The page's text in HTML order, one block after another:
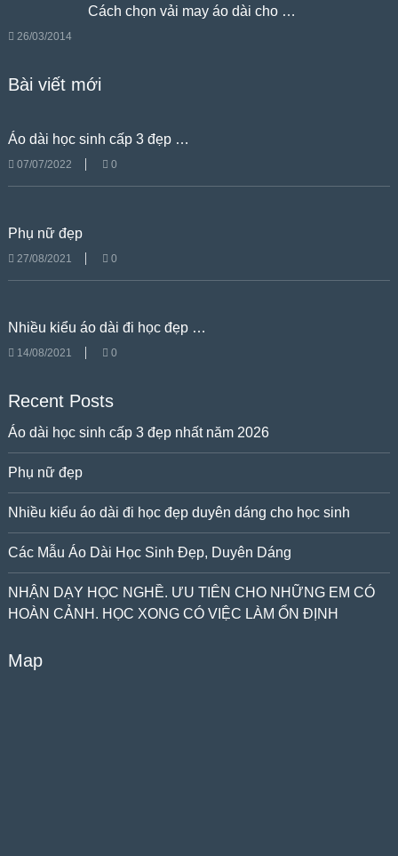
Cách chọn vải may áo dài cho …
26/03/2014
Bài viết mới
Áo dài học sinh cấp 3 đẹp …
07/07/2022 0
Phụ nữ đẹp
27/08/2021 0
Nhiều kiểu áo dài đi học đẹp …
14/08/2021 0
Recent Posts
Áo dài học sinh cấp 3 đẹp nhất năm 2026
Phụ nữ đẹp
Nhiều kiểu áo dài đi học đẹp duyên dáng cho học sinh
Các Mẫu Áo Dài Học Sinh Đẹp, Duyên Dáng
NHẬN DẠY HỌC NGHỀ. ƯU TIÊN CHO NHỮNG EM CÓ
HOÀN CẢNH. HỌC XONG CÓ VIỆC LÀM ỔN ĐỊNH
Map